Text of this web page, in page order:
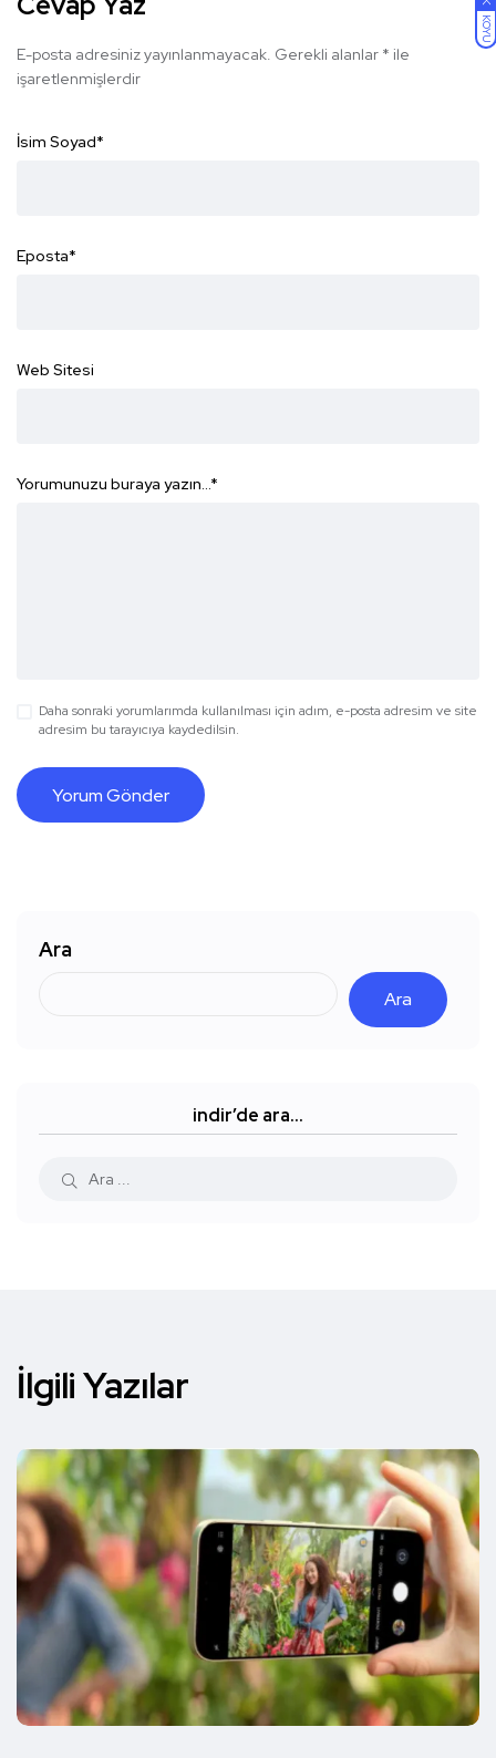
KOYU
E-posta adresiniz yayınlanmayacak. Gerekli alanlar * ile
işaretlenmişlerdir
İsim Soyad*
Eposta*
Web Sitesi
Yorumunuzu buraya yazın...*
Daha sonraki yorumlarımda kullanılması için adım, e-posta adresim ve site
adresim bu tarayıcıya kaydedilsin.
Ara
Ara
indir’de ara…
İlgili Yazılar